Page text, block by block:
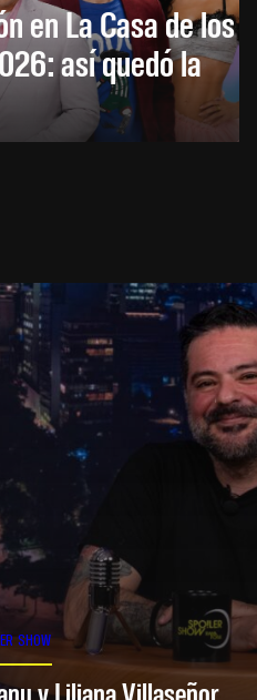
en La Casa de los
así quedó la
SHOW